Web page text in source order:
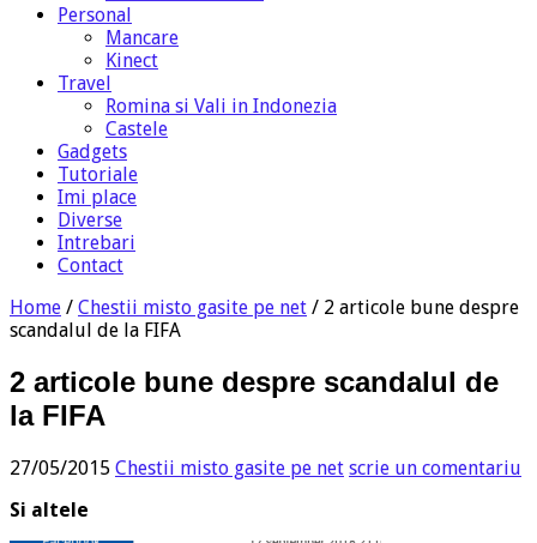
Personal
Mancare
Kinect
Travel
Romina si Vali in Indonezia
Castele
Gadgets
Tutoriale
Imi place
Diverse
Intrebari
Contact
Home / Chestii misto gasite pe net / 2 articole bune despre
scandalul de la FIFA
2 articole bune despre scandalul de
la FIFA
27/05/2015 Chestii misto gasite pe net scrie un comentariu
Si altele